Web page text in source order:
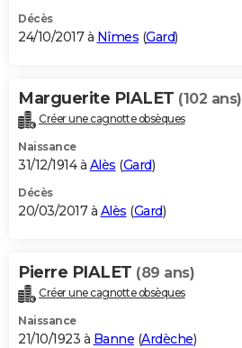
Décès
24/10/2017 à Nîmes (Gard)
Marguerite PIALET (102 ans)
Créer une cagnotte obsèques
Naissance
31/12/1914 à Alès (Gard)
Décès
20/03/2017 à Alès (Gard)
Pierre PIALET (89 ans)
Créer une cagnotte obsèques
Naissance
21/10/1923 à Banne (Ardèche)